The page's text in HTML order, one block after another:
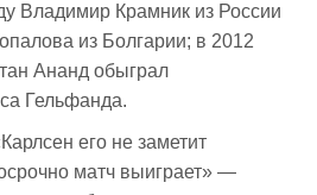
Владимир Крамник из России
из Болгарии; в 2012
Ананд обыграл
Гельфанда.
его не заметит
матч выиграет» —